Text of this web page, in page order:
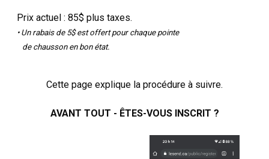
Prix actuel : 85$ plus taxes.
• Un rabais de 5$ est offert pour chaque pointe
de chausson en bon état.
Cette page explique la procédure à suivre.
AVANT TOUT - ÊTES-VOUS INSCRIT ?